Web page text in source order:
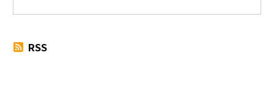
RSS